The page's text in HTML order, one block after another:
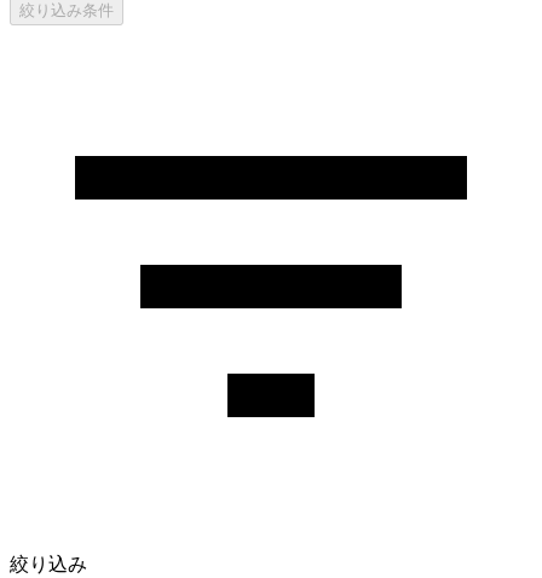
絞り込み条件
絞り込み